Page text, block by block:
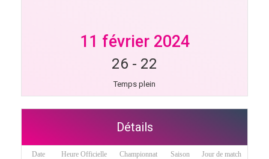
11 février 2024
26 - 22
Temps plein
Détails
Date Heure Officielle Championnat Saison Jour de match